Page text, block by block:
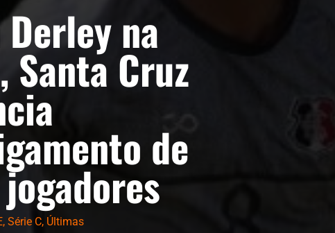
na
Santa Cruz
de
, Série C, Últimas